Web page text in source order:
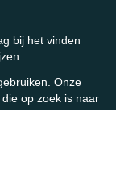
bij het vinden
Onze
op zoek is naar